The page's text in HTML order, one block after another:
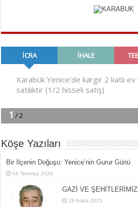
Köşe Yazıları
Bir İlçe­nin Do­ğu­şu: Ye­ni­ce’nin Gurur Günü
04 Temmuz 2026
GAZİ VE ŞEHİTLERİMİZ
28 Aralık 2023